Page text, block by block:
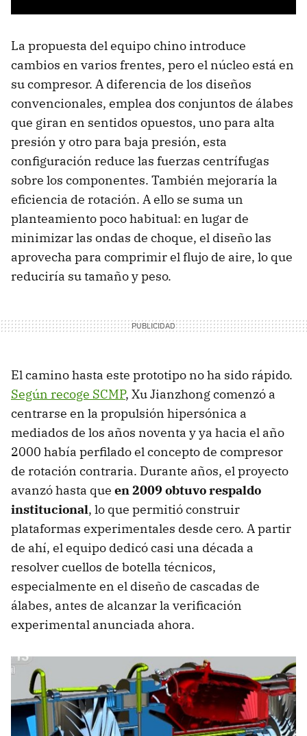
La propuesta del equipo chino introduce
cambios en varios frentes, pero el núcleo está en
su compresor. A diferencia de los diseños
convencionales, emplea dos conjuntos de álabes
que giran en sentidos opuestos, uno para alta
presión y otro para baja presión, esta
configuración reduce las fuerzas centrífugas
sobre los componentes. También mejoraría la
eficiencia de rotación. A ello se suma un
planteamiento poco habitual: en lugar de
minimizar las ondas de choque, el diseño las
aprovecha para comprimir el flujo de aire, lo que
reduciría su tamaño y peso.
El camino hasta este prototipo no ha sido rápido.
Según recoge SCMP, Xu Jianzhong comenzó a
centrarse en la propulsión hipersónica a
mediados de los años noventa y ya hacia el año
2000 había perfilado el concepto de compresor
de rotación contraria. Durante años, el proyecto
avanzó hasta que en2009 obtuvo respaldo
institucional, lo que permitió construir
plataformas experimentales desde cero. A partir
de ahí, el equipo dedicó casi una década a
resolver cuellos de botella técnicos,
especialmente en el diseño de cascadas de
álabes, antes de alcanzar la verificación
experimental anunciada ahora.